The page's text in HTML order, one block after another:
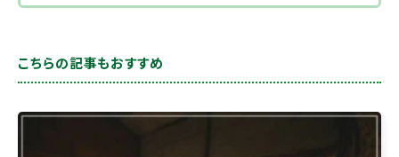
こちらの記事もおすすめ